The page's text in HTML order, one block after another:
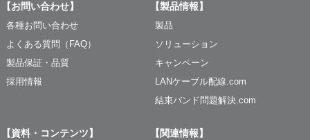
【お問い合わせ】
各種お問い合わせ
よくある質問（FAQ）
製品保証・品質
採用情報
【製品情報】
製品
ソリューション
キャンペーン
LANケーブル配線.com
結束バンド問題解決.com
【資料・コンテンツ】 【関連情報】